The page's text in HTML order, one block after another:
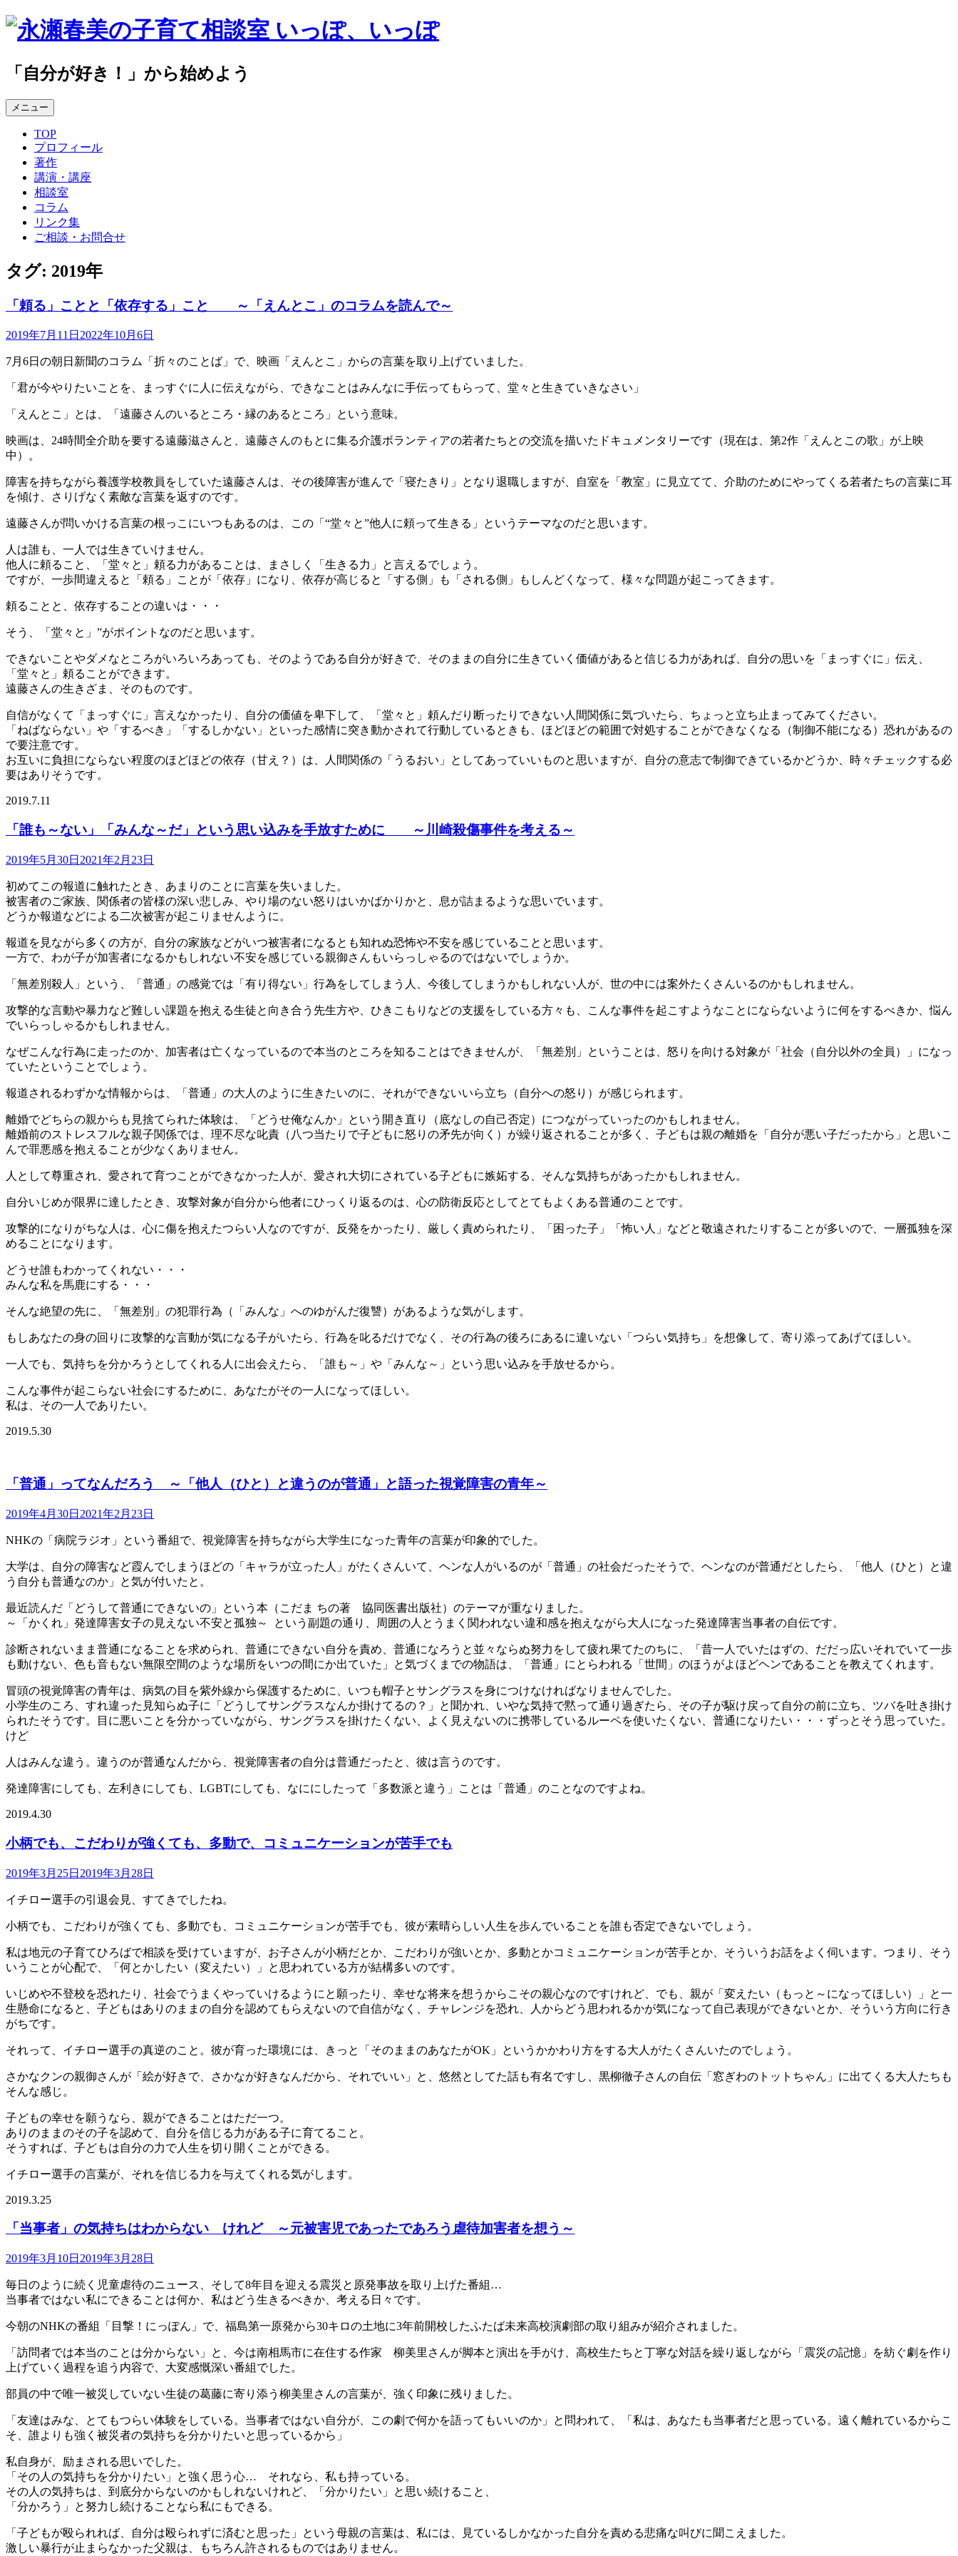
コ
ン
へ
ス
「自分が好き！」から始めよう
メニュー
TOP
プロフィール
著作
講演・講座
相談室
コラム
リンク集
ご相談・お問合せ
タグ: 2019年
「頼る」ことと「依存する」こと ～「えんとこ」のコラムを読んで～
2019年7月11日 2022年10月6日
7月6日の朝日新聞のコラム「折々のことば」で、映画「えんとこ」からの言葉を取り上げていました。
「君が今やりたいことを、まっすぐに人に伝えながら、できなことはみんなに手伝ってもらって、堂々と生きていきなさい」
「えんとこ」とは、「遠藤さんのいるところ・縁のあるところ」という意味。
映画は、24時間全介助を要する遠藤滋さんと、遠藤さんのもとに集る介護ボランティアの若者たちとの交流を描いたドキュメンタリーです（現在は、第2作「えんとこの歌」が上映
中）。
障害を持ちながら養護学校教員をしていた遠藤さんは、その後障害が進んで「寝たきり」となり退職しますが、自室を「教室」に見立てて、介助のためにやってくる若者たちの言葉に耳
を傾け、さりげなく素敵な言葉を返すのです。
遠藤さんが問いかける言葉の根っこにいつもあるのは、この「“堂々と”他人に頼って生きる」というテーマなのだと思います。
人は誰も、一人では生きていけません。
他人に頼ること、「堂々と」頼る力があることは、まさしく「生きる力」と言えるでしょう。
ですが、一歩間違えると「頼る」ことが「依存」になり、依存が高じると「する側」も「される側」もしんどくなって、様々な問題が起こってきます。
頼ることと、依存することの違いは・・・
そう、「堂々と」”がポイントなのだと思います。
できないことやダメなところがいろいろあっても、そのようである自分が好きで、そのままの自分に生きていく価値があると信じる力があれば、自分の思いを「まっすぐに」伝え、
「堂々と」頼ることができます。
遠藤さんの生きざま、そのものです。
自信がなくて「まっすぐに」言えなかったり、自分の価値を卑下して、「堂々と」頼んだり断ったりできない人間関係に気づいたら、ちょっと立ち止まってみてください。
「ねばならない」や「するべき」「するしかない」といった感情に突き動かされて行動しているときも、ほどほどの範囲で対処することができなくなる（制御不能になる）恐れがあるの
で要注意です。
お互いに負担にならない程度のほどほどの依存（甘え？）は、人間関係の「うるおい」としてあっていいものと思いますが、自分の意志で制御できているかどうか、時々チェックする必
要はありそうです。
2019.7.11
「誰も～ない」「みんな～だ」という思い込みを手放すために ～川崎殺傷事件を考える～
2019年5月30日 2021年2月23日
初めてこの報道に触れたとき、あまりのことに言葉を失いました。
被害者のご家族、関係者の皆様の深い悲しみ、やり場のない怒りはいかばかりかと、息が詰まるような思いでいます。
どうか報道などによる二次被害が起こりませんように。
報道を見ながら多くの方が、自分の家族などがいつ被害者になるとも知れぬ恐怖や不安を感じていることと思います。
一方で、わが子が加害者になるかもしれない不安を感じている親御さんもいらっしゃるのではないでしょうか。
「無差別殺人」という、「普通」の感覚では「有り得ない」行為をしてしまう人、今後してしまうかもしれない人が、世の中には案外たくさんいるのかもしれません。
攻撃的な言動や暴力など難しい課題を抱える生徒と向き合う先生方や、ひきこもりなどの支援をしている方々も、こんな事件を起こすようなことにならないように何をするべきか、悩ん
でいらっしゃるかもしれません。
なぜこんな行為に走ったのか、加害者は亡くなっているので本当のところを知ることはできませんが、「無差別」ということは、怒りを向ける対象が「社会（自分以外の全員）」になっ
ていたということでしょう。
報道されるわずかな情報からは、「普通」の大人のように生きたいのに、それができないいら立ち（自分への怒り）が感じられます。
離婚でどちらの親からも見捨てられた体験は、「どうせ俺なんか」という開き直り（底なしの自己否定）につながっていったのかもしれません。
離婚前のストレスフルな親子関係では、理不尽な叱責（八つ当たりで子どもに怒りの矛先が向く）が繰り返されることが多く、子どもは親の離婚を「自分が悪い子だったから」と思いこ
んで罪悪感を抱えることが少なくありません。
人として尊重され、愛されて育つことができなかった人が、愛され大切にされている子どもに嫉妬する、そんな気持ちがあったかもしれません。
自分いじめが限界に達したとき、攻撃対象が自分から他者にひっくり返るのは、心の防衛反応としてとてもよくある普通のことです。
攻撃的になりがちな人は、心に傷を抱えたつらい人なのですが、反発をかったり、厳しく責められたり、「困った子」「怖い人」などと敬遠されたりすることが多いので、一層孤独を深
めることになります。
どうせ誰もわかってくれない・・・
みんな私を馬鹿にする・・・
そんな絶望の先に、「無差別」の犯罪行為（「みんな」へのゆがんだ復讐）があるような気がします。
もしあなたの身の回りに攻撃的な言動が気になる子がいたら、行為を叱るだけでなく、その行為の後ろにあるに違いない「つらい気持ち」を想像して、寄り添ってあげてほしい。
一人でも、気持ちを分かろうとしてくれる人に出会えたら、「誰も～」や「みんな～」という思い込みを手放せるから。
こんな事件が起こらない社会にするために、あなたがその一人になってほしい。
私は、その一人でありたい。
2019.5.30
「普通」ってなんだろう ～「他人（ひと）と違うのが普通」と語った視覚障害の青年～
2019年4月30日 2021年2月23日
NHKの「病院ラジオ」という番組で、視覚障害を持ちながら大学生になった青年の言葉が印象的でした。
大学は、自分の障害など霞んでしまうほどの「キャラが立った人」がたくさんいて、ヘンな人がいるのが「普通」の社会だったそうで、ヘンなのが普通だとしたら、「他人（ひと）と違
う自分も普通なのか」と気が付いたと。
最近読んだ「どうして普通にできないの」という本（こだま ちの著 協同医書出版社）のテーマが重なりました。
～「かくれ」発達障害女子の見えない不安と孤独～ という副題の通り、周囲の人とうまく関われない違和感を抱えながら大人になった発達障害当事者の自伝です。
診断されないまま普通になることを求められ、普通にできない自分を責め、普通になろうと並々ならぬ努力をして疲れ果てたのちに、「昔一人でいたはずの、だだっ広いそれでいて一歩
も動けない、色も音もない無限空間のような場所をいつの間にか出ていた」と気づくまでの物語は、「普通」にとらわれる「世間」のほうがよほどヘンであることを教えてくれます。
冒頭の視覚障害の青年は、病気の目を紫外線から保護するために、いつも帽子とサングラスを身につけなければなりませんでした。
小学生のころ、すれ違った見知らぬ子に「どうしてサングラスなんか掛けてるの？」と聞かれ、いやな気持で黙って通り過ぎたら、その子が駆け戻って自分の前に立ち、ツバを吐き掛け
られたそうです。目に悪いことを分かっていながら、サングラスを掛けたくない、よく見えないのに携帯しているルーペを使いたくない、普通になりたい・・・ずっとそう思っていた。
けど
人はみんな違う。違うのが普通なんだから、視覚障害者の自分は普通だったと、彼は言うのです。
発達障害にしても、左利きにしても、LGBTにしても、なににしたって「多数派と違う」ことは「普通」のことなのですよね。
2019.4.30
小柄でも、こだわりが強くても、多動で、コミュニケーションが苦手でも
2019年3月25日 2019年3月28日
イチロー選手の引退会見、すてきでしたね。
小柄でも、こだわりが強くても、多動でも、コミュニケーションが苦手でも、彼が素晴らしい人生を歩んでいることを誰も否定できないでしょう。
私は地元の子育てひろばで相談を受けていますが、お子さんが小柄だとか、こだわりが強いとか、多動とかコミュニケーションが苦手とか、そういうお話をよく伺います。つまり、そう
いうことが心配で、「何とかしたい（変えたい）」と思われている方が結構多いのです。
いじめや不登校を恐れたり、社会でうまくやっていけるようにと願ったり、幸せな将来を想うからこその親心なのですけれど、でも、親が「変えたい（もっと～になってほしい）」と一
生懸命になると、子どもはありのままの自分を認めてもらえないので自信がなく、チャレンジを恐れ、人からどう思われるかが気になって自己表現ができないとか、そういう方向に行き
がちです。
それって、イチロー選手の真逆のこと。彼が育った環境には、きっと「そのままのあなたがOK」というかかわり方をする大人がたくさんいたのでしょう。
さかなクンの親御さんが「絵が好きで、さかなが好きなんだから、それでいい」と、悠然としてた話も有名ですし、黒柳徹子さんの自伝「窓ぎわのトットちゃん」に出てくる大人たちも
そんな感じ。
子どもの幸せを願うなら、親ができることはただ一つ。
ありのままのその子を認めて、自分を信じる力がある子に育てること。
そうすれば、子どもは自分の力で人生を切り開くことができる。
イチロー選手の言葉が、それを信じる力を与えてくれる気がします。
2019.3.25
「当事者」の気持ちはわからない けれど ～元被害児であったであろう虐待加害者を想う～
2019年3月10日 2019年3月28日
毎日のように続く児童虐待のニュース、そして8年目を迎える震災と原発事故を取り上げた番組…
当事者ではない私にできることは何か、私はどう生きるべきか、考える日々です。
今朝のNHKの番組「目撃！にっぽん」で、福島第一原発から30キロの土地に3年前開校したふたば未来高校演劇部の取り組みが紹介されました。
「訪問者では本当のことは分からない」と、今は南相馬市に在住する作家 柳美里さんが脚本と演出を手がけ、高校生たちと丁寧な対話を繰り返しながら「震災の記憶」を紡ぐ劇を作り
上げていく過程を追う内容で、大変感慨深い番組でした。
部員の中で唯一被災していない生徒の葛藤に寄り添う柳美里さんの言葉が、強く印象に残りました。
「友達はみな、とてもつらい体験をしている。当事者ではない自分が、この劇で何かを語ってもいいのか」と問われて、「私は、あなたも当事者だと思っている。遠く離れているからこ
そ、誰よりも強く被災者の気持ちを分かりたいと思っているから」
私自身が、励まされる思いでした。
「その人の気持ちを分かりたい」と強く思う心… それなら、私も持っている。
その人の気持ちは、到底分からないのかもしれないけれど、「分かりたい」と思い続けること、
「分かろう」と努力し続けることなら私にもできる。
「子どもが殴られれば、自分は殴られずに済むと思った」という母親の言葉は、私には、見ているしかなかった自分を責める悲痛な叫びに聞こえました。
激しい暴行が止まらなかった父親は、もちろん許されるものではありません。